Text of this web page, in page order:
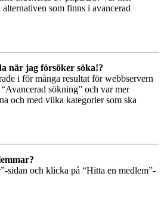
som finns i avancerad
när jag försöker söka!?
i för många resultat för webbservern
sökning” och var mer
och med vilka kategorier som ska
sidan och klicka på “Hitta en medlem”-